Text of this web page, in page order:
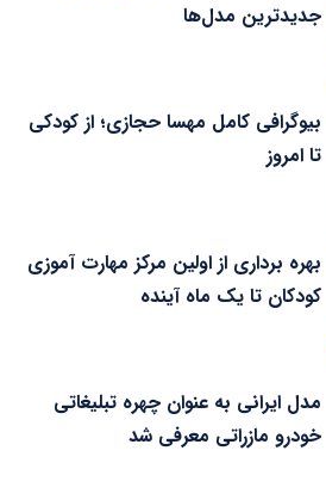
جدیدترین مدل‌ها
بیوگرافی کامل مهسا حجازی؛ از کودکی
تا امروز
بهره برداری از اولین مرکز مهارت آموزی
کودکان تا یک ماه آینده
مدل ایرانی به عنوان چهره تبلیغاتی
خودرو مازراتی معرفی شد